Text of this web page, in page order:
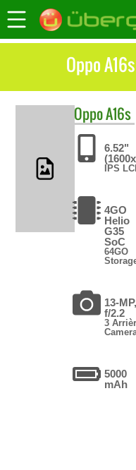
Oppo
OppoA16s
6.52"
IPS
4GO
Helio
G35
SoC
64GO
13-MP,
f/2.2
3
5000
mAh